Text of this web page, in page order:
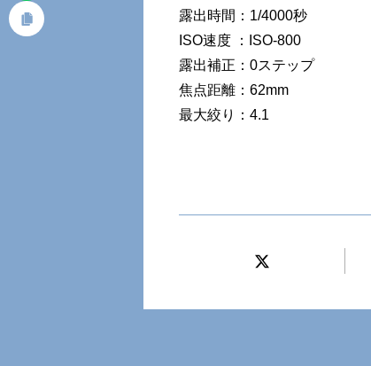
露出時間：1/4000秒
ISO速度 ：ISO-800
露出補正：0ステップ
焦点距離：62mm
最大絞り：4.1